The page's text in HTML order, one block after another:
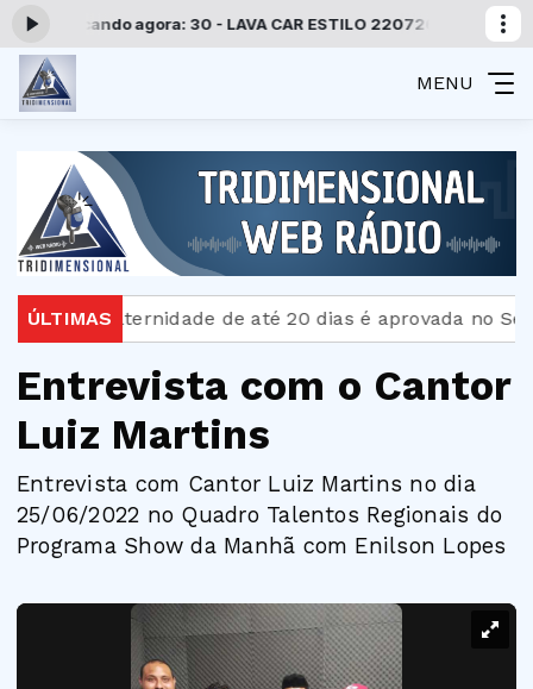
Tocando agora: 30 - LAVA CAR ESTILO 220726Programação
MENU
ÚLTIMAS
paternidade de até 20 dias é aprovada no Senado
Entrevista com o Cantor
Luiz Martins
Entrevista com Cantor Luiz Martins no dia
25/06/2022 no Quadro Talentos Regionais do
Programa Show da Manhã com Enilson Lopes